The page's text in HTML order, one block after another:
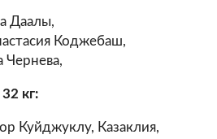
Даалы,
Коджебаш,
Чернева,
кг:
Куйджуклу, Казаклия,